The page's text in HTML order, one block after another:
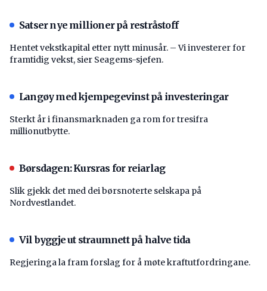
Satser nye millioner på restråstoff
Hentet vekstkapital etter nytt minusår. – Vi investerer for
framtidig vekst, sier Seagems-sjefen.
Langøy med kjempegevinst på investeringar
Sterkt år i finansmarknaden ga rom for tresifra
millionutbytte.
Børsdagen: Kursras for reiarlag
Slik gjekk det med dei børsnoterte selskapa på
Nordvestlandet.
Vil byggje ut straumnett på halve tida
Regjeringa la fram forslag for å møte kraftutfordringane.